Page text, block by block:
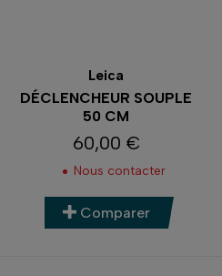
Leica
DÉCLENCHEUR SOUPLE
50 CM
Prix
60,00 €
Nous contacter
Comparer